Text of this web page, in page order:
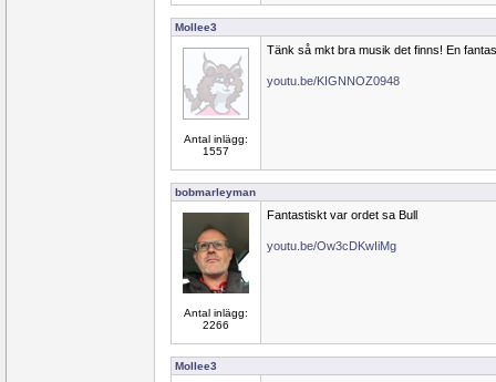
Mollee3
Antal inlägg:
1557
Tänk så mkt bra musik det finns! En
youtu.be/KIGNNOZ0948
bobmarleyman
Antal inlägg:
2266
Fantastiskt var ordet sa Bull
youtu.be/Ow3cDKwIiMg
Mollee3